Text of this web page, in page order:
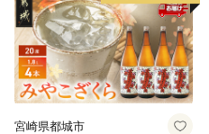
宮崎県都城市